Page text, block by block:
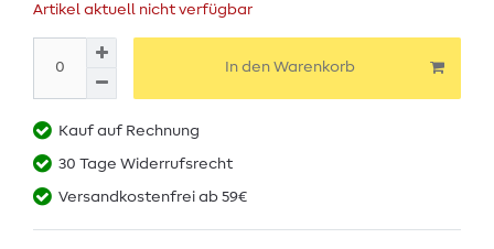
Artikel aktuell nicht verfügbar
In den Warenkorb
Kauf auf Rechnung
30 Tage Widerrufsrecht
Versandkostenfrei ab 59€